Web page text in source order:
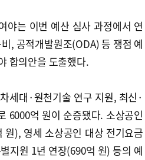
야는 이번 예산 심사 과정에서 연
, 공적개발원조(ODA) 등 쟁점 예
합의안을 도출했다.
세대·원천기술 연구 지원, 최신·
6000억 원이 순증됐다. 소상공인
), 영세 소상공인 대상 전기요금
지원 1년 연장(690억 원) 등의 예